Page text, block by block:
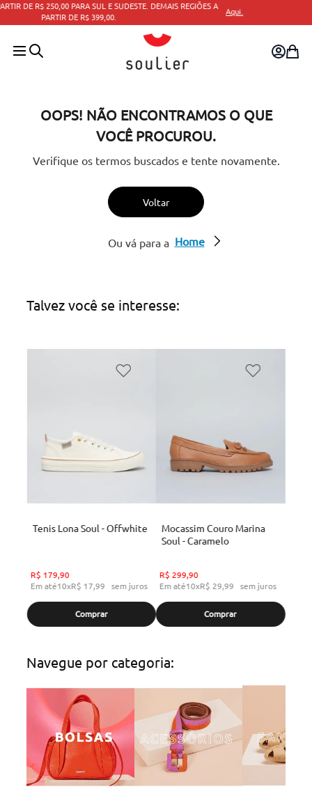
Aqui. PARCELAMENTO EM ATÉ 10X SEM JUROS.
OOPS! NÃO ENCONTRAMOS O QUE
VOCÊ PROCUROU.
Verifique os termos buscados e tente novamente.
Voltar
Ou vá para a Home
Talvez você se interesse:
Tenis Lona Soul - Offwhite
R$ 179,90
Em até10xR$ 17,99 sem juros
Comprar
Mocassim Couro Marina
Soul - Caramelo
R$ 299,90
Em até10xR$ 29,99 sem juros
Comprar
Navegue por categoria: